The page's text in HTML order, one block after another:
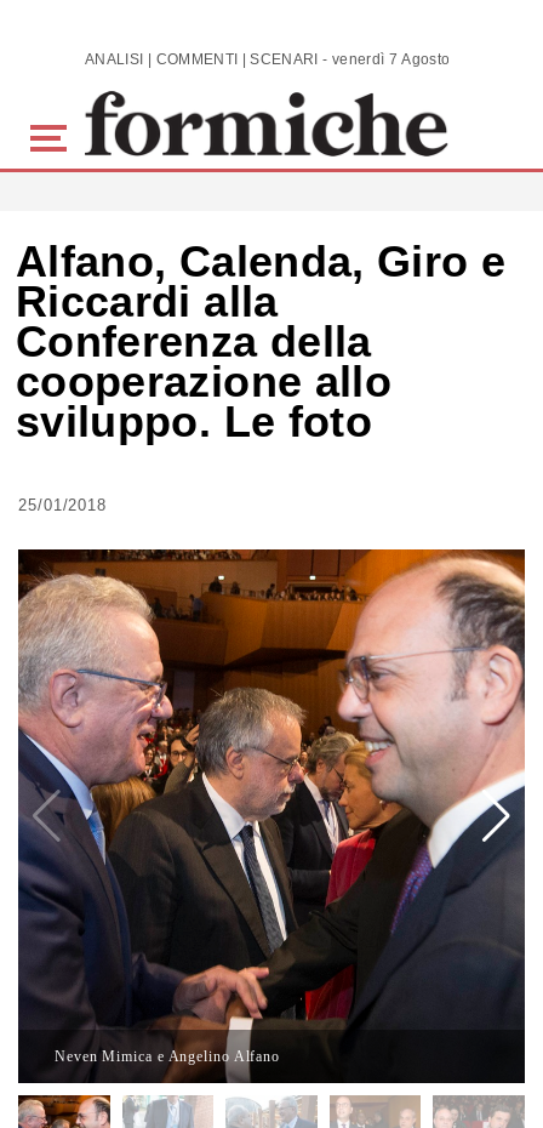
Skip to main content ANALISI | COMMENTI | SCENARI - venerdì 7 Agosto 2026
Alfano, Calenda, Giro e
Riccardi alla
Conferenza della
cooperazione allo
sviluppo. Le foto
25/01/2018
Neven Mimica e Angelino Alfano